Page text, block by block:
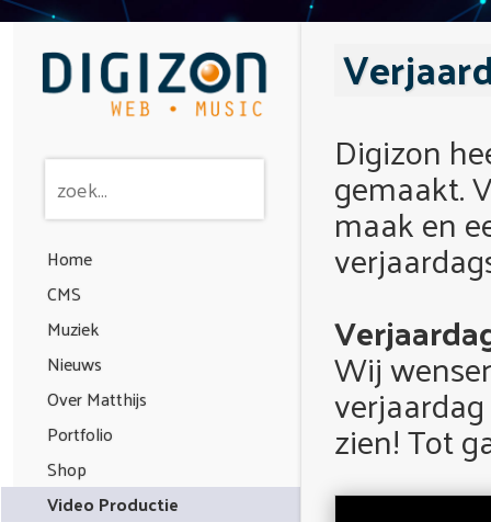
Home
CMS
Muziek
Nieuws
Over Matthijs
Portfolio
Shop
Video Productie
Digizon
gemaakt.
maak en
Wij
zien! Tot